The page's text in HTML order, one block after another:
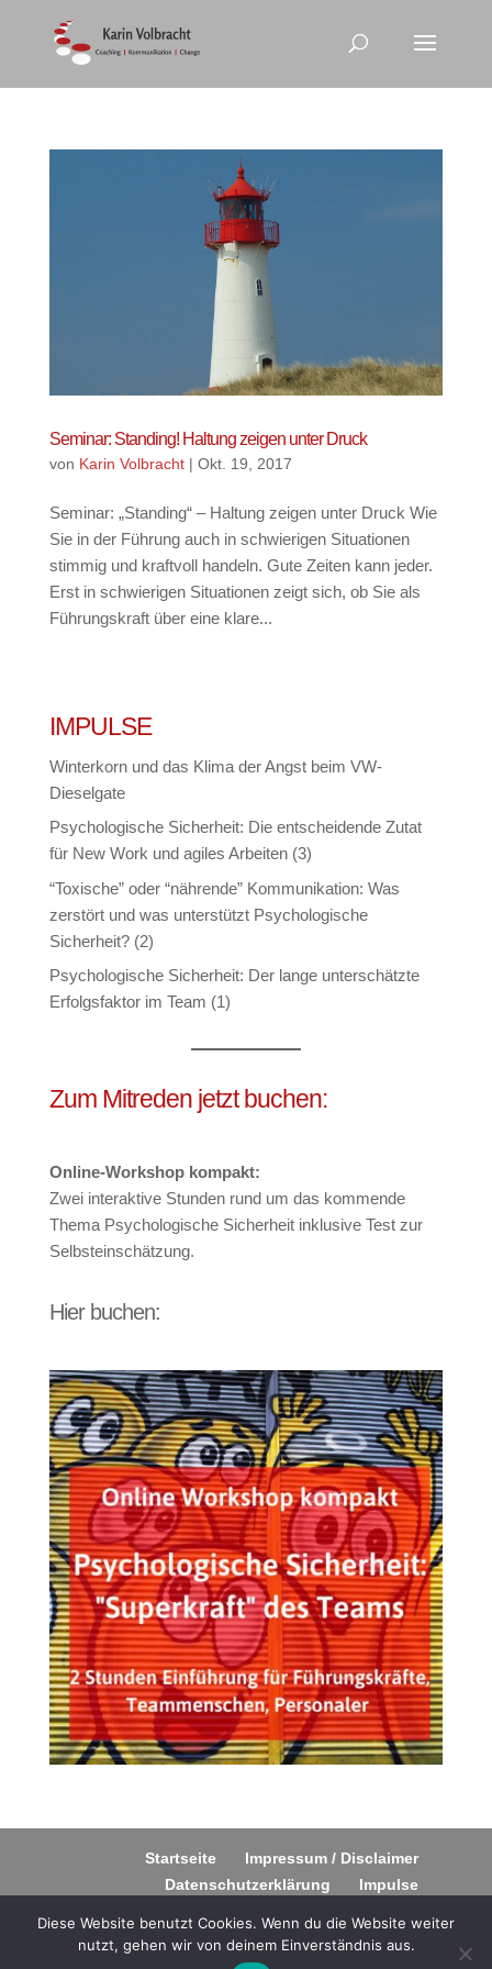
Seminar: Standing! Haltung zeigen unter Druck
von Karin Volbracht| Okt. 19, 2017
Seminar: „Standing“ – Haltung zeigen unter Druck Wie
Sie in der Führung auch in schwierigen Situationen
stimmig und kraftvoll handeln. Gute Zeiten kann jeder.
Erst in schwierigen Situationen zeigt sich, ob Sie als
Führungskraft über eine klare...
IMPULSE
Winterkorn und das Klima der Angst beim VW-
Dieselgate
Psychologische Sicherheit: Die entscheidende Zutat
für New Work und agiles Arbeiten (3)
“Toxische” oder “nährende” Kommunikation: Was
zerstört und was unterstützt Psychologische
Sicherheit? (2)
Psychologische Sicherheit: Der lange unterschätzte
Erfolgsfaktor im Team (1)
Zum Mitreden jetzt buchen:
Online-Workshop kompakt:
Zwei interaktive Stunden rund um das kommende
Thema Psychologische Sicherheit inklusive Test zur
Selbsteinschätzung.
Hier buchen:
Startseite
Impressum / Disclaimer
Datenschutzerklärung
Impulse
Diese Website benutzt Cookies. Wenn du die Website weiter
nutzt, gehen wir von deinem Einverständnis aus.